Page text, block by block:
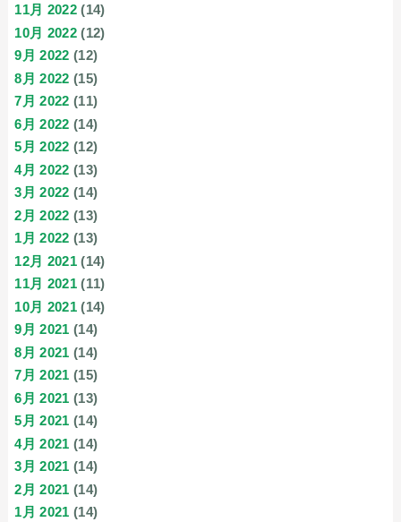
11月 2022 (14)
10月 2022 (12)
9月 2022 (12)
8月 2022 (15)
7月 2022 (11)
6月 2022 (14)
5月 2022 (12)
4月 2022 (13)
3月 2022 (14)
2月 2022 (13)
1月 2022 (13)
12月 2021 (14)
11月 2021 (11)
10月 2021 (14)
9月 2021 (14)
8月 2021 (14)
7月 2021 (15)
6月 2021 (13)
5月 2021 (14)
4月 2021 (14)
3月 2021 (14)
2月 2021 (14)
1月 2021 (14)